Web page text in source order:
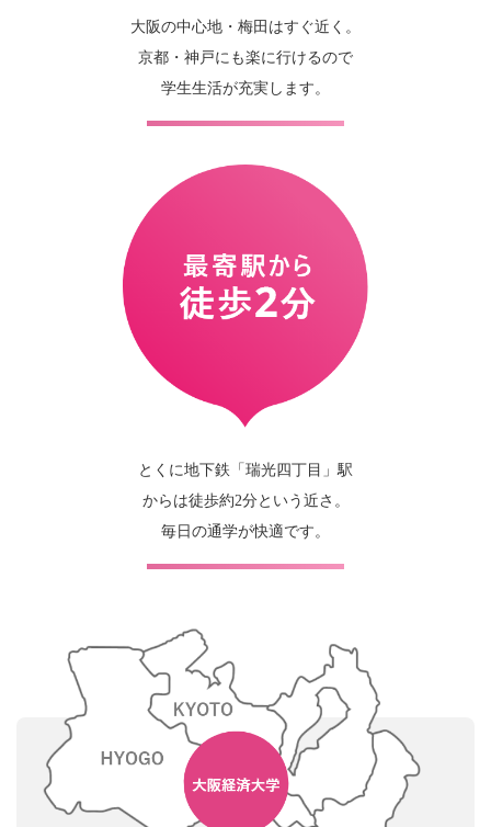
大阪の中心地・梅田はすぐ近く。
京都・神戸にも楽に行けるので
学生生活が充実します。
とくに地下鉄「瑞光四丁目」駅
からは徒歩約2分という近さ。
毎日の通学が快適です。